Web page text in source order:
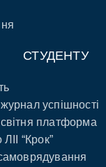
СТУДЕНТУ
успішності
платформа
“Крок”